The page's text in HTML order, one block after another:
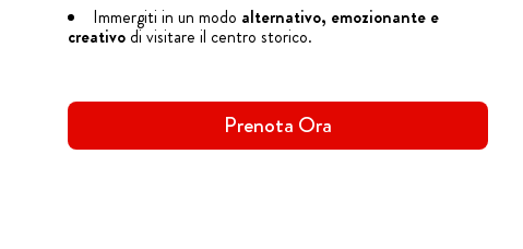
Immergiti in un modo alternativo, emozionante e
creativodi visitare il centro storico.
Prenota Ora